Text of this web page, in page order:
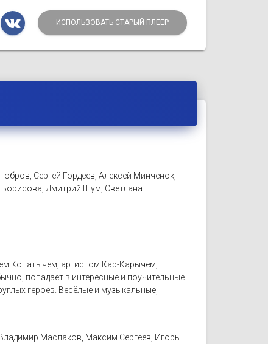
ИСПОЛЬЗОВАТЬ СТАРЫЙ ПЛЕЕР
Сергей Гордеев, Алексей Минченок,
Дмитрий Шум, Светлана
Копатычем, артистом Кар-Карычем,
попадает в интересные и поучительные
героев. Весёлые и музыкальные,
Маслаков, Максим Сергеев, Игорь